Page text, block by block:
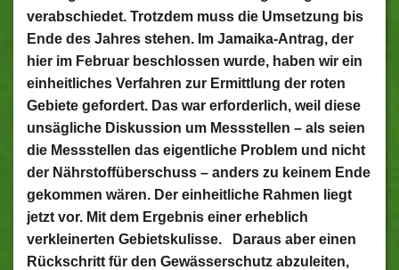
verabschiedet. Trotzdem muss die Umsetzung bis
Ende des Jahres stehen. Im Jamaika-Antrag, der
hier im Februar beschlossen wurde, haben wir ein
einheitliches Verfahren zur Ermittlung der roten
Gebiete gefordert. Das war erforderlich, weil diese
unsägliche Diskussion um Messstellen – als seien
die Messstellen das eigentliche Problem und nicht
der Nährstoffüberschuss – anders zu keinem Ende
gekommen wären. Der einheitliche Rahmen liegt
jetzt vor. Mit dem Ergebnis einer erheblich
verkleinerten Gebietskulisse. Daraus aber einen
Rückschritt für den Gewässerschutz abzuleiten,